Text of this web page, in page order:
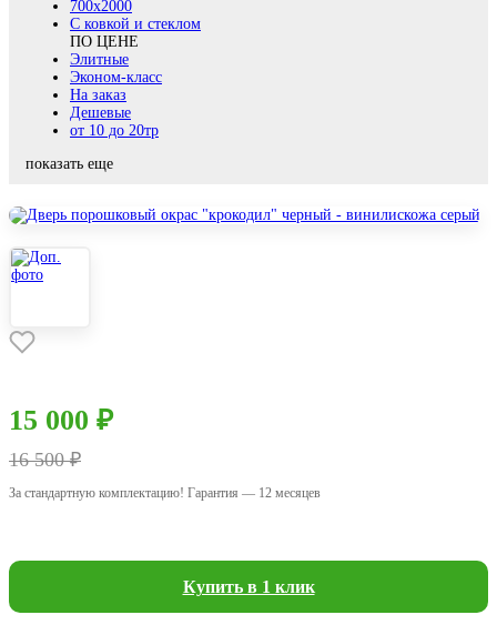
700x2000
С ковкой и стеклом
ПО ЦЕНЕ
Элитные
Эконом-класс
На заказ
Дешевые
от 10 до 20тр
показать еще
15 000 ₽
16 500 ₽
За стандартную комплектацию! Гарантия — 12 месяцев
Купить в 1 клик